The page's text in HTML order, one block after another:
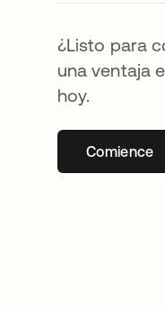
¿Listo para
una ventaja
hoy.
Comience
se